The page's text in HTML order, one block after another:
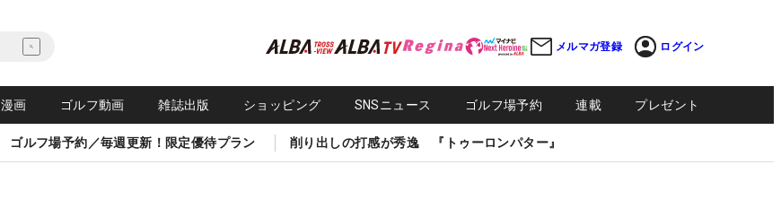
メルマガ登録 ログイン
漫画 ゴルフ動画 雑誌出版 ショッピング SNSニュース ゴルフ場予約 連載 プレゼント
ゴルフ場予約／毎週更新！限定優待プラン 削り出しの打感が秀逸 『トゥーロンパター』